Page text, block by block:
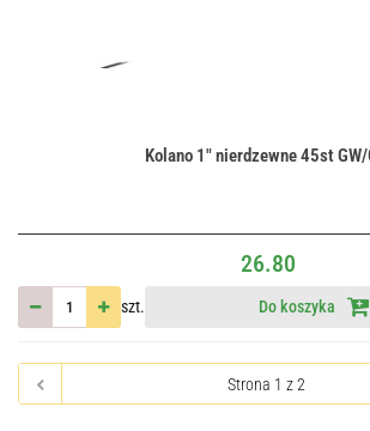
Kolano 1" nierdzewne 45st GW/
26.80
szt. Do koszyka